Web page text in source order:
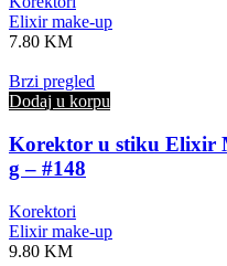
Elixir make-up
7.80 KM
Brzi pregled
Dodaj u korpu
Korektor u stiku Elixir
g – #148
Korektori
Elixir make-up
9.80 KM